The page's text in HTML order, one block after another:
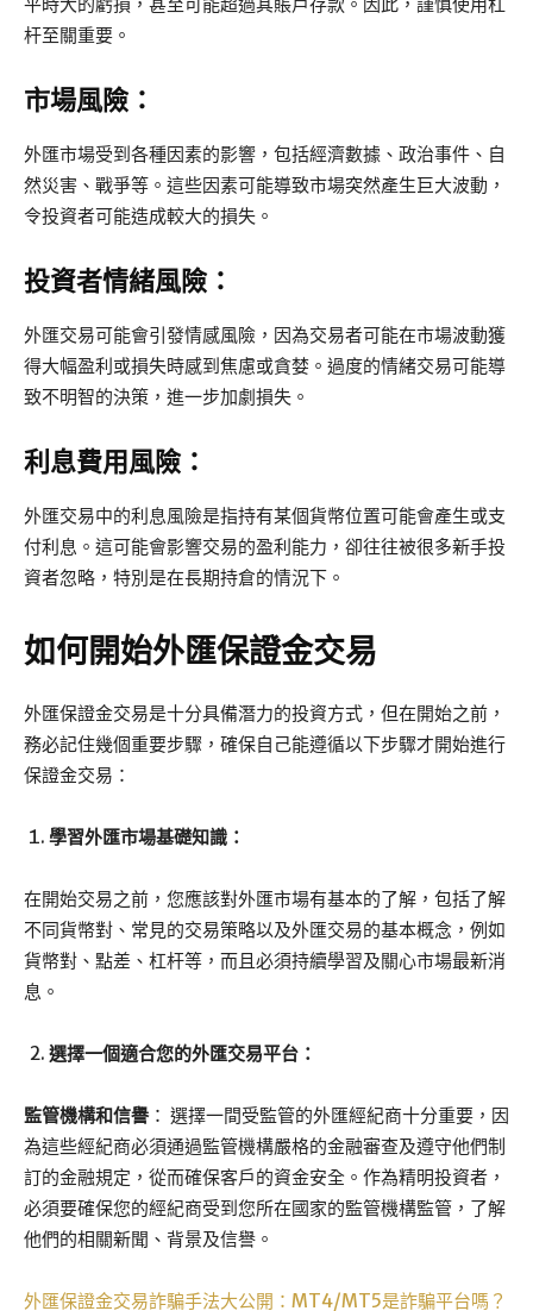
杆至關重要。
市場風險：
外匯市場受到各種因素的影響，包括經濟數據、政治事件、自
然災害、戰爭等。這些因素可能導致市場突然產生巨大波動，
令投資者可能造成較大的損失。
投資者情緒風險：
外匯交易可能會引發情感風險，因為交易者可能在市場波動獲
得大幅盈利或損失時感到焦慮或貪婪。過度的情緒交易可能導
致不明智的決策，進一步加劇損失。
利息費用風險：
外匯交易中的利息風險是指持有某個貨幣位置可能會產生或支
付利息。這可能會影響交易的盈利能力，卻往往被很多新手投
資者忽略，特別是在長期持倉的情況下。
如何開始外匯保證金交易
外匯保證金交易是十分具備潛力的投資方式，但在開始之前，
務必記住幾個重要步驟，確保自己能遵循以下步驟才開始進行
保證金交易：
學習外匯市場基礎知識：
在開始交易之前，您應該對外匯市場有基本的了解，包括了解
不同貨幣對、常見的交易策略以及外匯交易的基本概念，例如
貨幣對、點差、杠杆等，而且必須持續學習及關心市場最新消
息。
選擇一個適合您的外匯交易平台：
監管機構和信譽： 選擇一間受監管的外匯經紀商十分重要，因
為這些經紀商必須通過監管機構嚴格的金融審查及遵守他們制
訂的金融規定，從而確保客戶的資金安全。作為精明投資者，
必須要確保您的經紀商受到您所在國家的監管機構監管，了解
他們的相關新聞、背景及信譽。
外匯保證金交易詐騙手法大公開：MT4/MT5是詐騙平台嗎？